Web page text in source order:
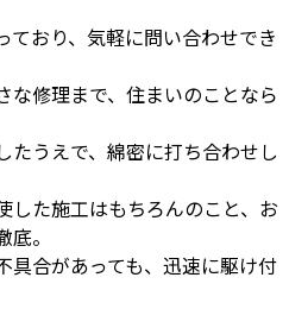
ており、気軽に問い合わせでき
な修理まで、住まいのことなら
たうえで、綿密に打ち合わせし
した施工はもちろんのこと、お
。
具合があっても、迅速に駆け付